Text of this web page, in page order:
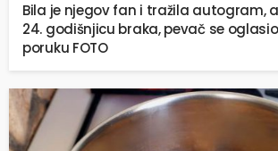
Bila je njegov fan i tražila autogram,
24. godišnjicu braka, pevač se
poruku FOTO